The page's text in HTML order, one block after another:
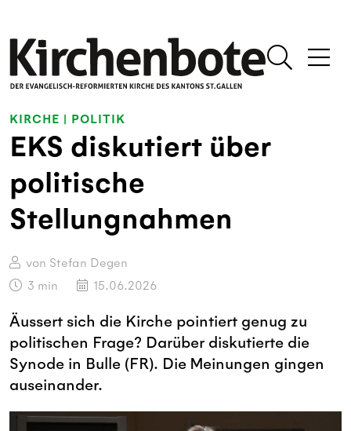
KIRCHE | POLITIK
EKS diskutiert über
politische
Stellungnahmen
von Stefan Degen
3 min 15.06.2026
Äussert sich die Kirche pointiert genug zu
politischen Frage? Darüber diskutierte die
Synode in Bulle (FR). Die Meinungen gingen
auseinander.